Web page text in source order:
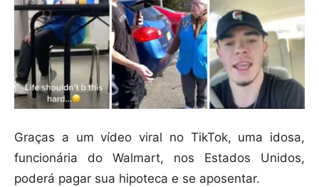
Graças a um vídeo viral no TikTok, uma idosa,
funcionária do Walmart, nos Estados Unidos,
poderá pagar sua hipoteca e se aposentar.